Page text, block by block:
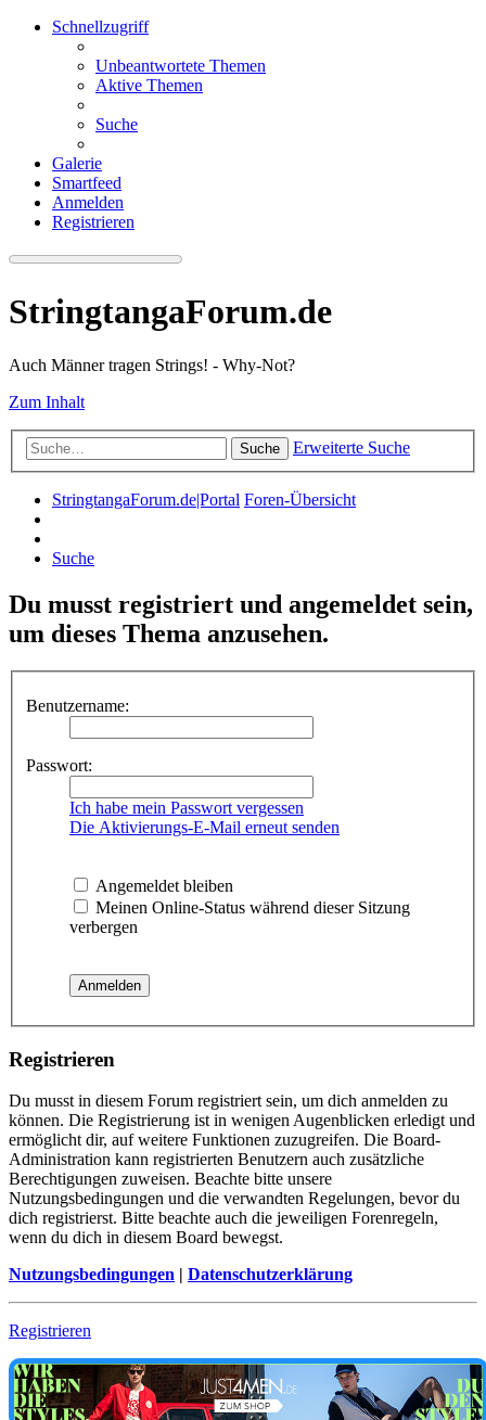
Schnellzugriff
Unbeantwortete Themen
Aktive Themen
Suche
Galerie
Smartfeed
Anmelden
Registrieren
StringtangaForum.de
Auch Männer tragen Strings! - Why-Not?
Zum Inhalt
Suche Erweiterte Suche
StringtangaForum.de|Portal Foren-Übersicht
Suche
Du musst registriert und angemeldet sein,
um dieses Thema anzusehen.
Benutzername:
Passwort:
Ich habe mein Passwort vergessen
Die Aktivierungs-E-Mail erneut senden
Angemeldet bleiben
Meinen Online-Status während dieser Sitzung
verbergen
Registrieren
Du musst in diesem Forum registriert sein, um dich anmelden zu
können. Die Registrierung ist in wenigen Augenblicken erledigt und
ermöglicht dir, auf weitere Funktionen zuzugreifen. Die Board-
Administration kann registrierten Benutzern auch zusätzliche
Berechtigungen zuweisen. Beachte bitte unsere
Nutzungsbedingungen und die verwandten Regelungen, bevor du
dich registrierst. Bitte beachte auch die jeweiligen Forenregeln,
wenn du dich in diesem Board bewegst.
Nutzungsbedingungen | Datenschutzerklärung
Registrieren